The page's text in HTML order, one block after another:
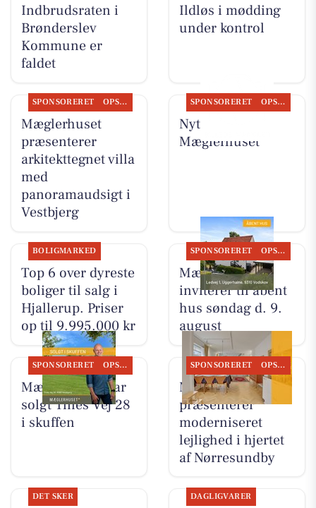
Indbrudsraten i
Brønderslev
Kommune er
faldet
Ildløs i mødding
under kontrol
SPONSORERET OPSLAGSTAVLEN
Mæglerhuset
præsenterer
arkitekttegnet villa
med
panoramaudsigt i
Vestbjerg
SPONSORERET OPSLAGSTAVLEN
Nyt fra
Mæglerhuset
BOLIGMARKED
Top 6 over dyreste
boliger til salg i
Hjallerup. Priser
op til 9.995.000 kr
SPONSORERET OPSLAGSTAVLEN
Mæglerhuset
inviterer til åbent
hus søndag d. 9.
august
SPONSORERET OPSLAGSTAVLEN
Mæglerhuset har
solgt Tines Vej 28
i skuffen
SPONSORERET OPSLAGSTAVLEN
Mæglerhuset
præsenterer
moderniseret
lejlighed i hjertet
af Nørresundby
DET SKER DAGLIGVARER